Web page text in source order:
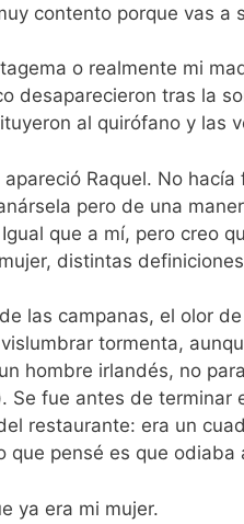
contento porque vas a
o realmente mi
desaparecieron tras la
al quirófano y las
Raquel. No
pero de una
que a mí, pero creo
distintas
las campanas, el olor
tormenta,
hombre irlandés, no
Se fue antes de terminar
restaurante: era un
pensé es que odiaba
ya era mi mujer.